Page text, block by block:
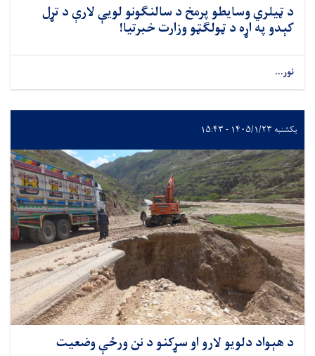
د ټیلري وسایطو پرمخ د سالنګونو لویې لارې د تړل
کېدو په اړه د ټولګټو وزارت خبرتیا!
نور...
یکشنبه ۱۴۰۵/۱/۲۳ - ۱۵:۴۳
د هېواد دلویو لارو او سړکنو د نن ورځې وضعیت